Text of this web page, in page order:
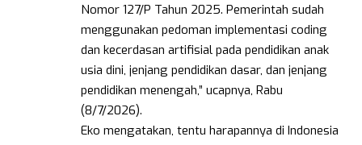
Nomor 127/P Tahun 2025. Pemerintah sudah
menggunakan pedoman implementasi coding
dan kecerdasan artifisial pada pendidikan anak
usia dini, jenjang pendidikan dasar, dan jenjang
pendidikan menengah,” ucapnya, Rabu
(8/7/2026).
Eko mengatakan, tentu harapannya di Indonesia